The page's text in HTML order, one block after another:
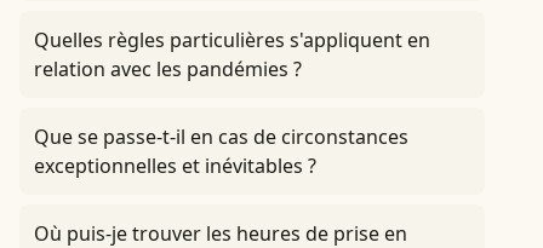
Quelles règles particulières s'appliquent en
relation avec les pandémies ?
Que se passe-t-il en cas de circonstances
exceptionnelles et inévitables ?
Où puis-je trouver les heures de prise en